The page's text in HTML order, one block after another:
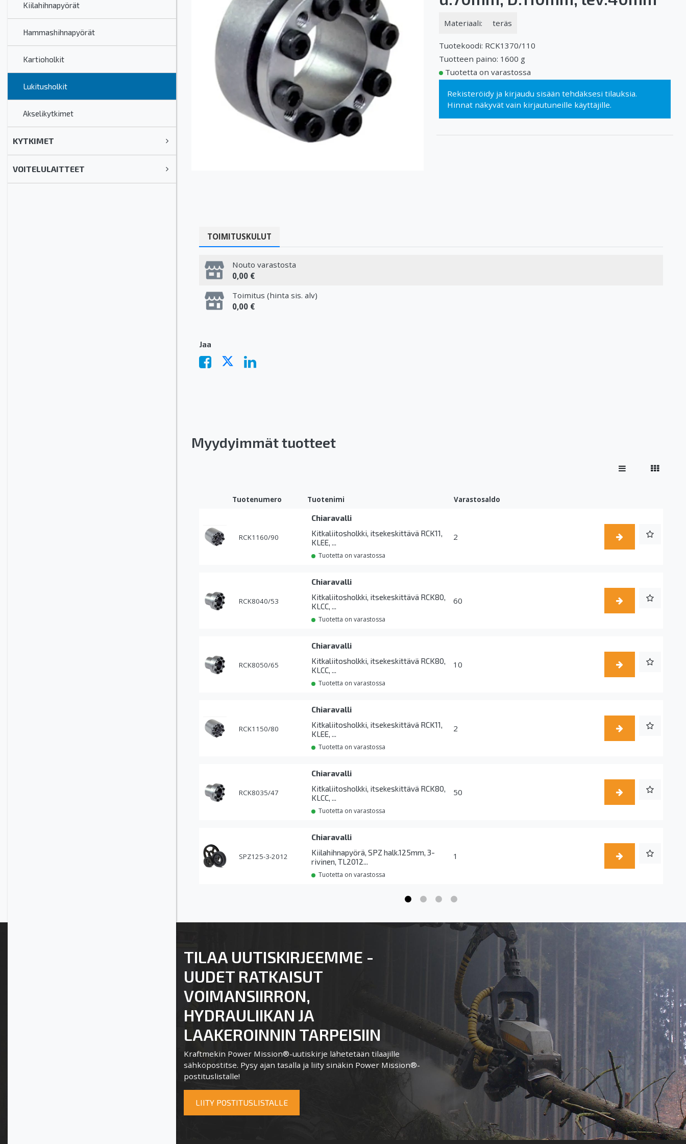
Kiilahihnapyörät
Hammashihnapyörät
Kartioholkit
Lukitusholkit
Akselikytkimet
KYTKIMET
VOITELULAITTEET
Materiaali: teräs
Tuotekoodi: RCK1370/110
Tuotteen paino: 1600 g
Tuotetta on varastossa
Rekisteröidyja kirjaudu sisään tehdäksesi tilauksia.
Hinnat näkyvät vain kirjautuneille käyttäjille.
TOIMITUSKULUT
Nouto varastosta
0,00 €
Toimitus (hinta sis. alv)
0,00 €
Jaa
Myydyimmät tuotteet
Tuotenumero Tuotenimi Varastosaldo
RCK1160/90
Chiaravalli
Kitkaliitosholkki, itsekeskittävä RCK11,
KLEE, ...
Tuotetta on varastossa
2
RCK8040/53
Chiaravalli
Kitkaliitosholkki, itsekeskittävä RCK80,
KLCC, ...
Tuotetta on varastossa
60
RCK8050/65
Chiaravalli
Kitkaliitosholkki, itsekeskittävä RCK80,
KLCC, ...
Tuotetta on varastossa
10
RCK1150/80
Chiaravalli
Kitkaliitosholkki, itsekeskittävä RCK11,
KLEE, ...
Tuotetta on varastossa
2
RCK8035/47
Chiaravalli
Kitkaliitosholkki, itsekeskittävä RCK80,
KLCC, ...
Tuotetta on varastossa
50
SPZ125-3-2012
Chiaravalli
Kiilahihnapyörä, SPZ halk.125mm, 3-
rivinen, TL2012...
Tuotetta on varastossa
1
TILAA UUTISKIRJEEMME -
UUDET RATKAISUT
VOIMANSIIRRON,
HYDRAULIIKAN JA
LAAKEROINNIN TARPEISIIN
Kraftmekin Power Mission®-uutiskirje lähetetään tilaajille
sähköpostitse. Pysy ajan tasalla ja liity sinäkin Power Mission®-
postituslistalle!
LIITY POSTITUSLISTALLE